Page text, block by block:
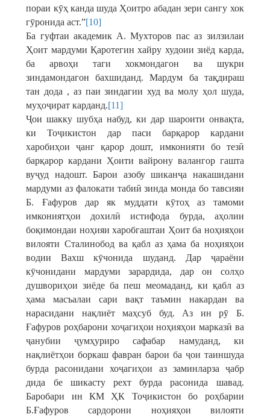
пораи кӯҳ канда шуда Ҳоитро абадан зери сангу хок
гӯронида аст.”[10]
Ба гуфтаи академик А. Мухторов пас аз зилзилаи
Ҳоит мардуми Қаротегин хайру худоии зиёд карда,
ба арвоҳи таги хокмондагон ва шукри
зиндамондагон бахшиданд. Мардум ба тақдираш
тан дода , аз паи зиндагии худ ва молу ҳол шуда,
муҳоҷират карданд.[11]
Ҷои шакку шубҳа набуд, ки дар шароити онвақта,
ки Тоҷикистон дар паси барқарор кардани
харобиҳои ҷанг қарор дошт, имконияти бо тезӣ
барқарор кардани Ҳоити вайрону валангор гашта
вуҷуд надошт. Барои азобу шиканҷа накашидани
мардуми аз фалокати табиӣ зинда монда бо тавсияи
Б. Ғафуров дар як муддати кӯтоҳ аз тамоми
имкониятҳои дохилӣ истифода бурда, аҳолии
боқимондаи ноҳияи харобгаштаи Ҳоит ба ноҳияҳои
вилояти Сталинобод ва қабл аз ҳама ба ноҳияҳои
водии Вахш кӯчонида шуданд. Дар ҷараёни
кӯчонидани мардуми зарардида, дар он солҳо
душвориҳои зиёде ба пеш меомаданд, ки қабл аз
ҳама масъалаи сари вақт таъмин накардан ва
нарасидани нақлиёт маҳсуб буд. Аз ин рӯ Б.
Ғафуров роҳбарони хоҷагиҳои ноҳияҳои марказӣ ва
ҷанубии ҷумҳуриро сафабар намуданд, ки
нақлиётҳои боркаш фавран барои ба ҷои таиншуда
бурда расонидани хоҷагиҳои аз заминларза ҷабр
дида бе шикасту рехт бурда расонида шавад.
Баробари ин КМ ҲК Тоҷикистон бо роҳбарии
Б.Ғафуров сардорони ноҳияҳои вилояти